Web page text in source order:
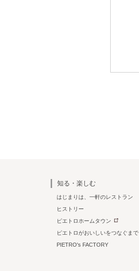
知る・楽しむ
はじまりは、一軒のレストラン
ヒストリー
ピエトロホームタウン
ピエトロがおいしいをつなぐまで
PIETRO's FACTORY